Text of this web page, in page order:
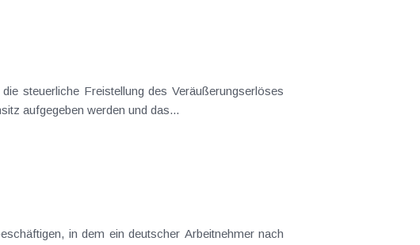
aus Eigenheimen bzw. Eigentumswohnungen samt Grund und Boden. Dafür muss der Hauptwohnsitz aufgegeben werden und das...